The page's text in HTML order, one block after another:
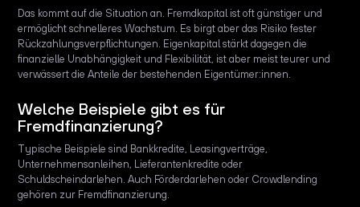
Das kommt auf die Situation an. Fremdkapital ist oft günstiger und
ermöglicht schnelleres Wachstum. Es birgt aber das Risiko fester
Rückzahlungsverpflichtungen. Eigenkapital stärkt dagegen die
finanzielle Unabhängigkeit und Flexibilität, ist aber meist teurer und
verwässert die Anteile der bestehenden Eigentümer:innen.
Welche Beispiele gibt es für
Fremdfinanzierung?
Typische Beispiele sind Bankkredite, Leasingverträge,
Unternehmensanleihen, Lieferantenkredite oder
Schuldscheindarlehen. Auch Förderdarlehen oder Crowdlending
gehören zur Fremdfinanzierung.